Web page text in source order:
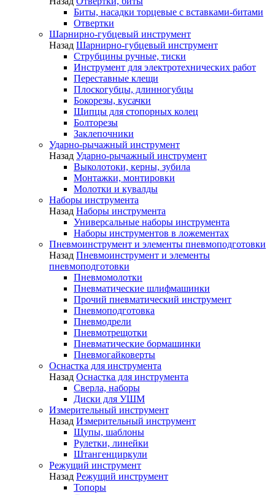
Биты, насадки торцевые с вставками-битами
Отвертки
Шарнирно-губцевый инструмент
Назад Шарнирно-губцевый инструмент
Струбцины ручные, тиски
Инструмент для электротехнических работ
Переставные клещи
Плоскогубцы, длинногубцы
Бокорезы, кусачки
Щипцы для стопорных колец
Болторезы
Заклепочники
Ударно-рычажный инструмент
Назад Ударно-рычажный инструмент
Выколотоки, керны, зубила
Монтажки, монтировки
Молотки и кувалды
Наборы инструмента
Назад Наборы инструмента
Универсальные наборы инструмента
Наборы инструментов в ложементах
Пневмоинструмент и элементы пневмоподготовки
Назад Пневмоинструмент и элементы
пневмоподготовки
Пневмомолотки
Пневматические шлифмашинки
Прочий пневматический инструмент
Пневмоподготовка
Пневмодрели
Пневмотрещотки
Пневматические бормашинки
Пневмогайковерты
Оснастка для инструмента
Назад Оснастка для инструмента
Сверла, наборы
Диски для УШМ
Измерительный инструмент
Назад Измерительный инструмент
Щупы, шаблоны
Рулетки, линейки
Штангенциркули
Режущий инструмент
Назад Режущий инструмент
Топоры